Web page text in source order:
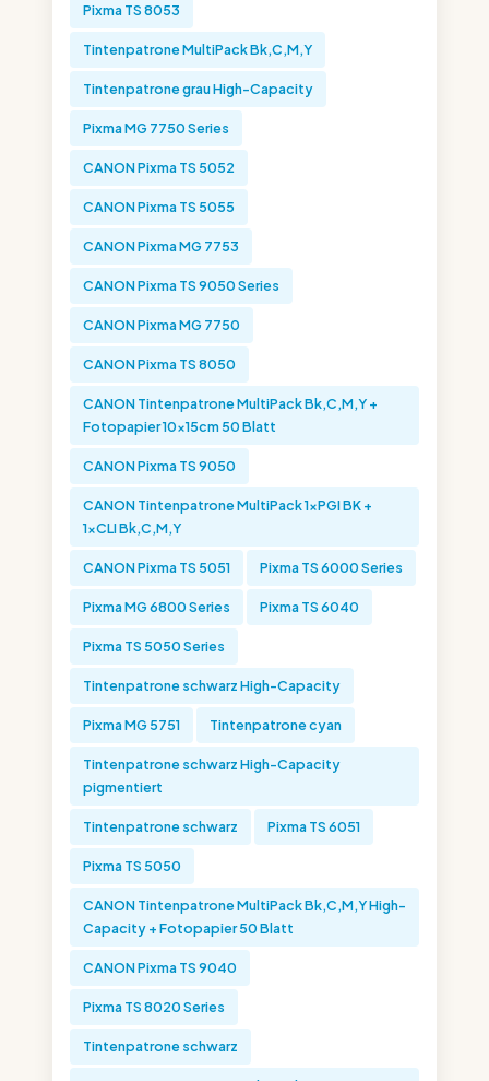
Pixma TS 8053
Tintenpatrone MultiPack Bk,C,M,Y
Tintenpatrone grau High-Capacity
Pixma MG 7750 Series
CANON Pixma TS 5052
CANON Pixma TS 5055
CANON Pixma MG 7753
CANON Pixma TS 9050 Series
CANON Pixma MG 7750
CANON Pixma TS 8050
CANON Tintenpatrone MultiPack Bk,C,M,Y +
Fotopapier 10x15cm 50 Blatt
CANON Pixma TS 9050
CANON Tintenpatrone MultiPack 1xPGI BK +
1xCLI Bk,C,M,Y
CANON Pixma TS 5051 Pixma TS 6000 Series
Pixma MG 6800 Series Pixma TS 6040
Pixma TS 5050 Series
Tintenpatrone schwarz High-Capacity
Pixma MG 5751 Tintenpatrone cyan
Tintenpatrone schwarz High-Capacity
pigmentiert
Tintenpatrone schwarz Pixma TS 6051
Pixma TS 5050
CANON Tintenpatrone MultiPack Bk,C,M,Y High-
Capacity + Fotopapier 50 Blatt
CANON Pixma TS 9040
Pixma TS 8020 Series
Tintenpatrone schwarz